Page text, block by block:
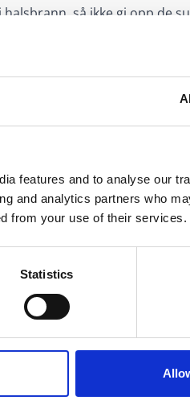
features and to analyse our
and analytics partners who
from your use of their services.
Statistics
så ikke gi opp de
Ferien er ofte
månedsvis.
dyrebare
noe med
Dersom du
løsningen å
også ta